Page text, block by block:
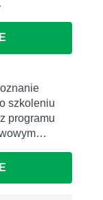
szkoleniu
programu